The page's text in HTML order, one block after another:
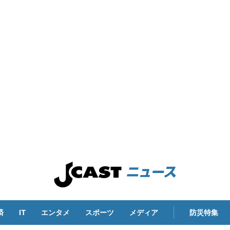
IT エンタメ スポーツ メディア 防災特集